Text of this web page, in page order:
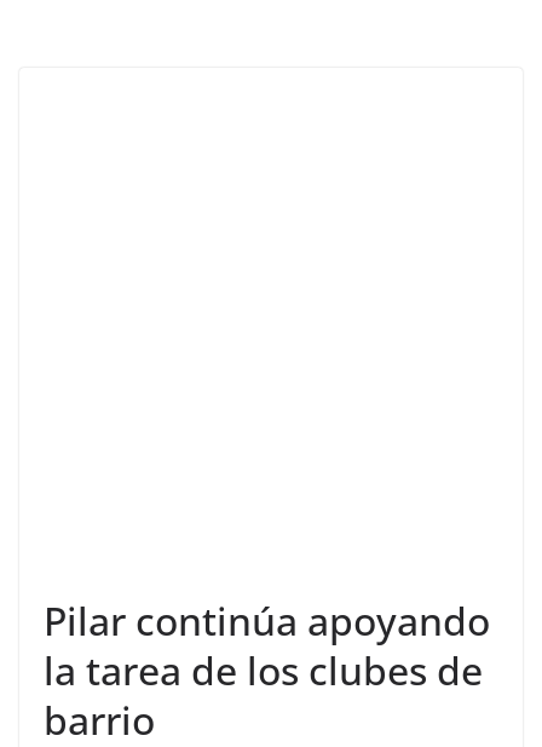
Pilar continúa apoyando
la tarea de los clubes de
barrio